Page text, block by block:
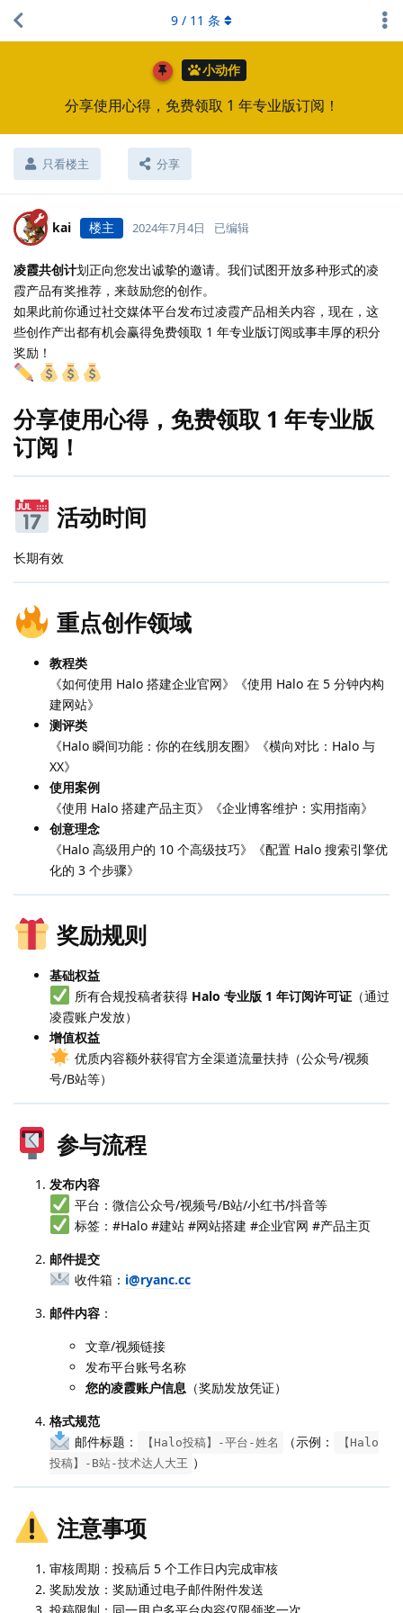
小动作
分享使用心得，免费领取 1 年专业版订阅！
只看楼主 分享
9 / 11 条
kai 楼主 2024年7月4日 已编辑
凌霞共创计划正向您发出诚挚的邀请。我们试图开放多种形式的凌
霞产品有奖推荐，来鼓励您的创作。
如果此前你通过社交媒体平台发布过凌霞产品相关内容，现在，这
些创作产出都有机会赢得免费领取 1 年专业版订阅或事丰厚的积分
奖励！
分享使用心得，免费领取 1 年专业版
订阅！
活动时间
长期有效
重点创作领域
教程类
《如何使用 Halo 搭建企业官网》《使用 Halo 在 5 分钟内构
建网站》
测评类
《Halo 瞬间功能：你的在线朋友圈》《横向对比：Halo 与
XX》
使用案例
《使用 Halo 搭建产品主页》《企业博客维护：实用指南》
创意理念
《Halo 高级用户的 10 个高级技巧》《配置 Halo 搜索引擎优
化的 3 个步骤》
奖励规则
基础权益
所有合规投稿者获得 Halo 专业版 1 年订阅许可证（通过
凌霞账户发放）
增值权益
优质内容额外获得官方全渠道流量扶持（公众号/视频
号/B站等）
参与流程
发布内容
平台：微信公众号/视频号/B站/小红书/抖音等
标签：#Halo #建站 #网站搭建 #企业官网 #产品主页
邮件提交
收件箱： i@ryanc.cc
邮件内容 ：
文章/视频链接
发布平台账号名称
您的凌霞账户信息 （奖励发放凭证）
格式规范
邮件标题：
【Halo投稿】-平台-姓名 （示例：
【Halo
投稿】-B站-技术达人大王 ）
注意事项
审核周期：投稿后 5 个工作日内完成审核
奖励发放：奖励通过电子邮件附件发送
投稿限制：同一用户多平台内容仅限领奖一次